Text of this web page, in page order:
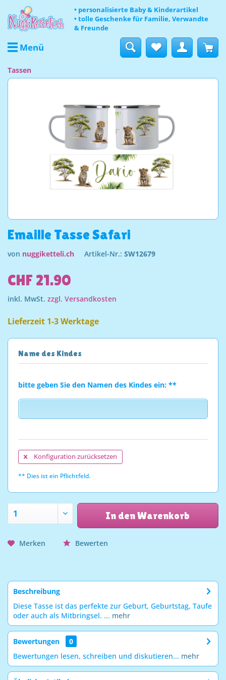
• personalisierte Baby & Kinderartikel
• tolle Geschenke für Familie, Verwandte
& Freunde
Menü
Tassen
Emaille Tasse Safari
von nuggiketteli.ch Artikel-Nr.: SW12679
CHF 21.90
inkl. MwSt. zzgl. Versandkosten
Lieferzeit 1-3 Werktage
Name des Kindes
bitte geben Sie den Namen des Kindes ein: **
Konfiguration zurücksetzen
** Dies ist ein Pflichtfeld.
In den Warenkorb
Merken Bewerten
Beschreibung
Diese Tasse ist das perfekte zur Geburt, Geburtstag, Taufe
oder auch als Mitbringsel. ... mehr
Bewertungen
0
Bewertungen lesen, schreiben und diskutieren... mehr